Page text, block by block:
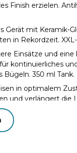
Finish erzielen.
Gerät mit Keramik-
in Rekordzeit.
Einsätze und eine
kontinuierliches
Bügeln. 350 ml Tank.
in optimalem
und verlängert die
Antikalk- und
Cyclo Clean.
„Drip Block“: